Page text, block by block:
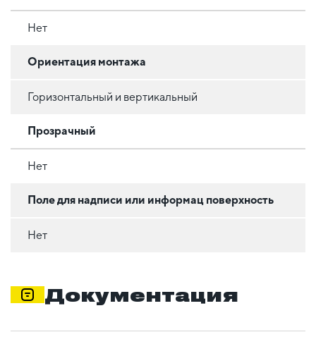
Нет
Ориентация монтажа
Горизонтальный и вертикальный
Прозрачный
Нет
Поле для надписи или информац поверхность
Нет
Документация